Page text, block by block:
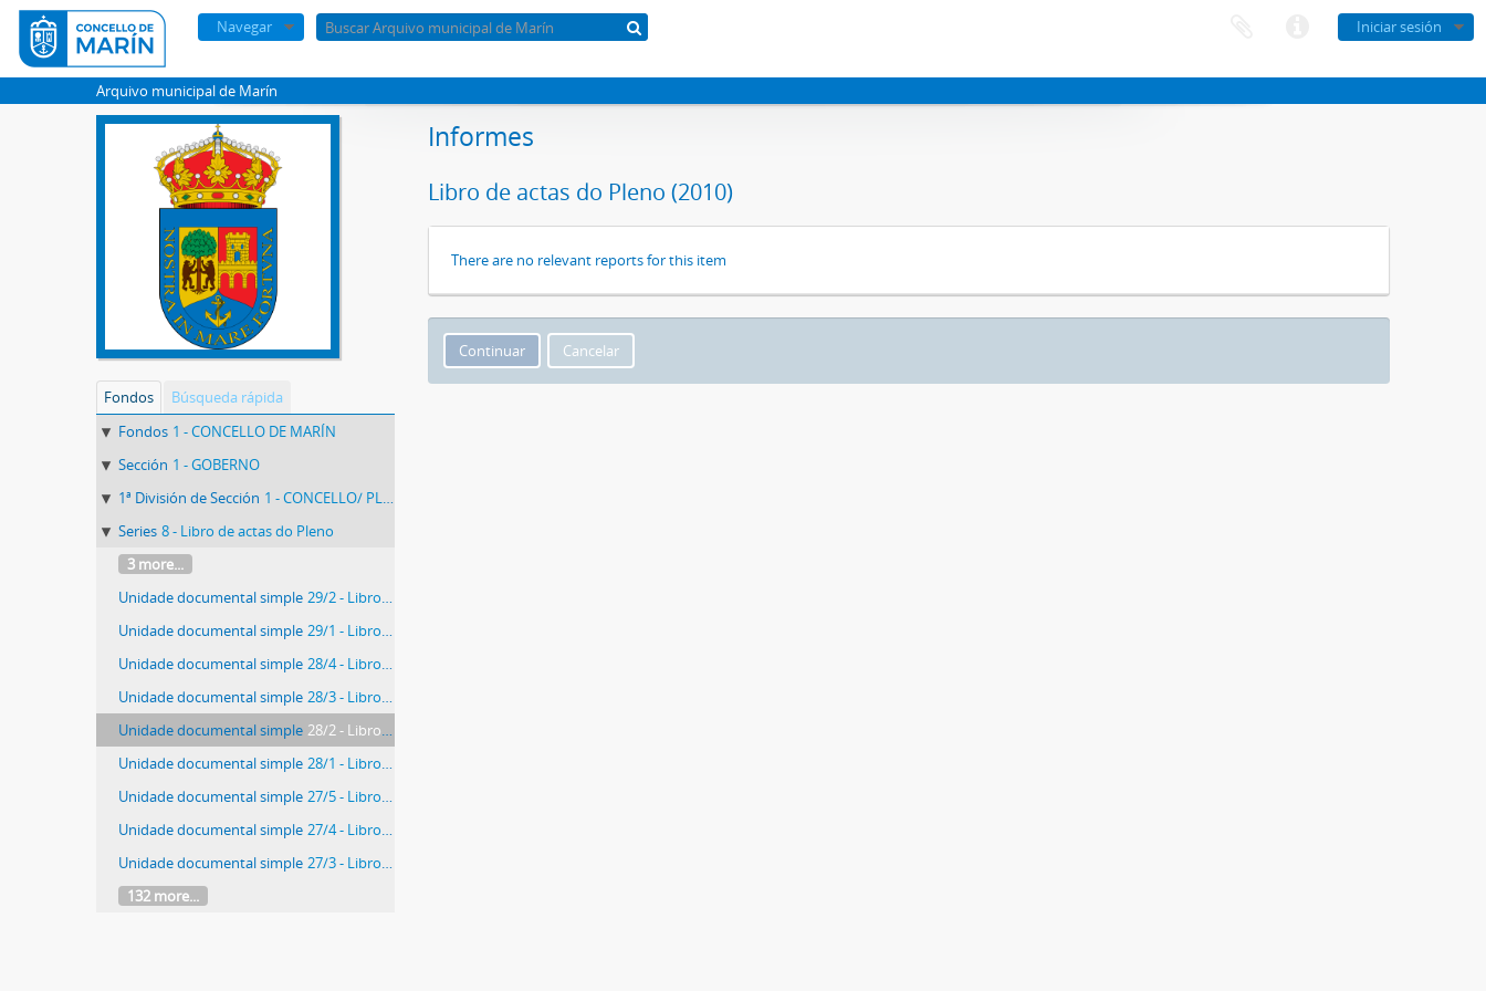
Iniciar sesión
Navegar
Arquivo municipal de Marín
Fondos
Búsqueda rápida
Fondos 1 - CONCELLO DE MARÍN
Sección 1 - GOBERNO
1ª División de Sección 1 - CONCELLO/ PLENO
Series 8 - Libro de actas do Pleno
3 more...
Unidade documental simple 29/2 - Libro de actas do Pleno (2014)
Unidade documental simple 29/1 - Libro de actas do Pleno (2013)
Unidade documental simple 28/4 - Libro de actas do Pleno (2012)
Unidade documental simple 28/3 - Libro de actas do Pleno (2011)
Unidade documental simple 28/2 - Libro de actas do Pleno (2010)
Unidade documental simple 28/1 - Libro de actas do Pleno (2009)
Unidade documental simple 27/5 - Libro de actas do Pleno (2008)
Unidade documental simple 27/4 - Libro de actas do Pleno (2007)
Unidade documental simple 27/3 - Libro de actas do Pleno (2006)
132 more...
Informes
Libro de actas do Pleno (2010)
There are no relevant reports for this item
Cancelar